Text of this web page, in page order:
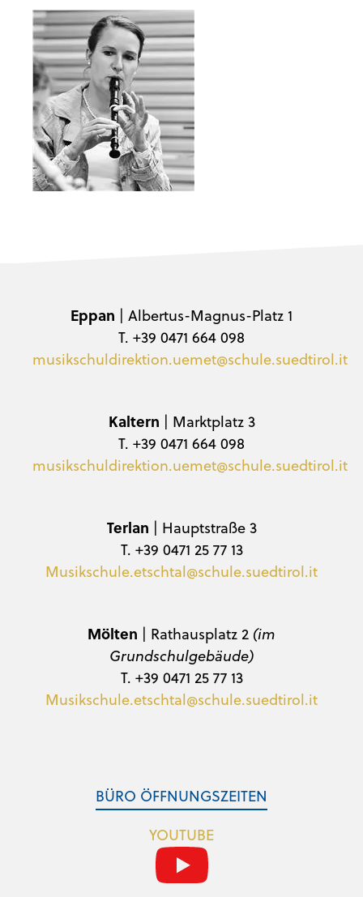
Eppan | Albertus-Magnus-Platz 1
T. +39 0471 664 098
musikschuldirektion.uemet@schule.suedtirol.it
Kaltern | Marktplatz 3
T. +39 0471 664 098
musikschuldirektion.uemet@schule.suedtirol.it
Terlan | Hauptstraße 3
T. +39 0471 25 77 13
Musikschule.etschtal@schule.suedtirol.it
Mölten | Rathausplatz 2 (im
Grundschulgebäude)
T. +39 0471 25 77 13
Musikschule.etschtal@schule.suedtirol.it
BÜRO ÖFFNUNGSZEITEN
YOUTUBE